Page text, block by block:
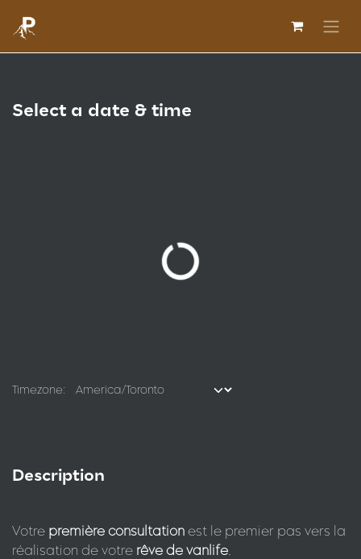
Select a date & time
Timezone:
Description
Votre première consultation est le premier pas vers la
réalisation de votre rêve de vanlife.